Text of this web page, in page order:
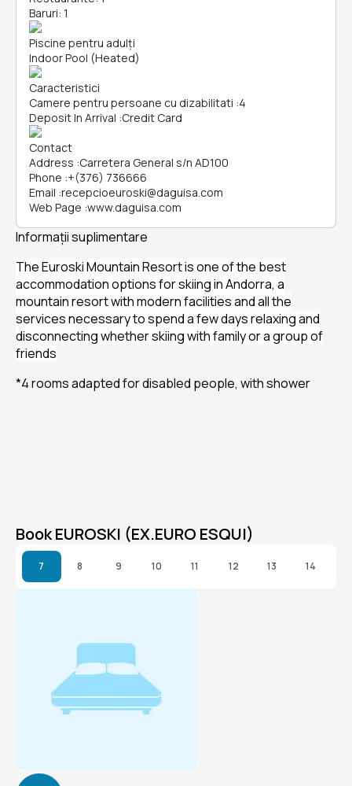
Baruri: 1
Piscine pentru adulți
Indoor Pool (Heated)
Caracteristici
Camere pentru persoane cu dizabilitati :4
Deposit In Arrival :Credit Card
Contact
Address :Carretera General s/n AD100
Phone :+(376) 736666
Email :recepcioeuroski@daguisa.com
Web Page :www.daguisa.com
Informații suplimentare
The Euroski Mountain Resort is one of the best
accommodation options for skiing in Andorra, a
mountain resort with modern facilities and all the
services necessary to spend a few days relaxing and
disconnecting whether skiing with family or a group of
friends
*4 rooms adapted for disabled people, with shower
Book EUROSKI (EX.EURO ESQUI)
7 8 9 10 11 12 13 14